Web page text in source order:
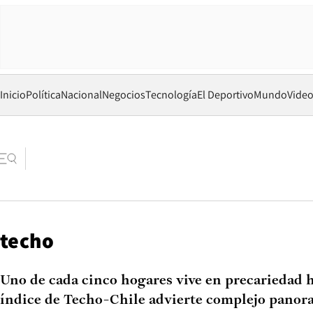
InicioPolíticaNacionalNegociosTecnologíaEl DeportivoMundo
techo
Uno de cada cinco hogares vive en precariedad
índice de Techo-Chile advierte complejo